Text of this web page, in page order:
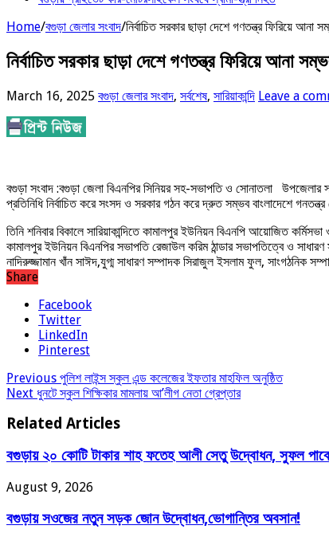
Home/বগুড়া জেলার সংবাদ/নির্বাচিত সরকার ছাড়া দেশে গণতন্ত্র ফিরিয়ে
নির্বাচিত সরকার ছাড়া দেশে গণতন্ত্র ফিরিয়ে
March 16, 2025 বগুড়া জেলার সংবাদ, সর্বশেষ, সারিয়াকান্দি Leave a
বগুড়া সংবাদ :বগুড়া জেলা বিএনপির সিনিয়র সহ-সভাপতি ও সােনাতলা
প্রতিনিধি নির্বাচিত করে সংসদ ও সরকার গঠন করে দ্রুত সম্ভব বাংলাদেশে
তিনি শনিবার বিকালে সারিয়াকান্দিতে কামালপুর ইউনিয়ন বিএনপি আয়ােজিত
কামালপুর ইউনিয়ন বিএনপির সভাপতি রেজাউল করিম ঠান্ডার সভাপতিত্বে ও
নাদিরুজ্জামান খাঁন সাঈদ,যুগ্ম সাধারণ সম্পাদক সিরাজুল ইসলাম ফুল, সাংগঠনিক
Share
Facebook
Twitter
LinkedIn
Pinterest
Previous পুলিশ লাইন্স স্কুল এন্ড কলেজের ইফতার মাহফিল অনুষ্ঠিত
Next ধুনটে স্কুল শিক্ষিকার মামলায় আ’লীগ নেতা গ্রেপ্তার
Related Articles
বগুড়ায় ২০ কোটি টাকার শাহ ফতেহ আলী সেতু উদ্বোধন, সুফল
August 9, 2026
বগুড়ায় সওজের নতুন সড়ক জোন উদ্বোধন,ভোগান্তির অবসান!